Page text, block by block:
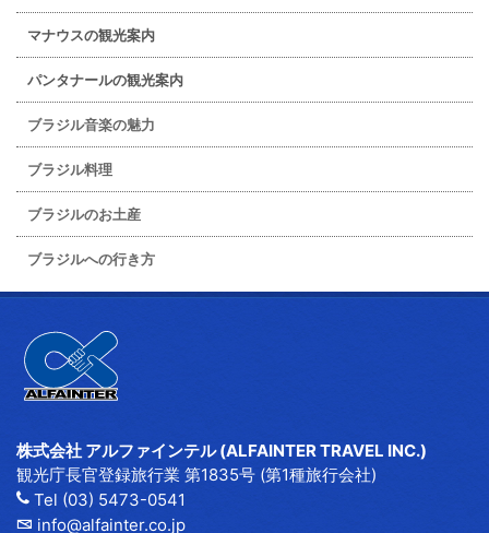
マナウスの観光案内
パンタナールの観光案内
ブラジル音楽の魅力
ブラジル料理
ブラジルのお土産
ブラジルへの行き方
株式会社 アルファインテル (ALFAINTER TRAVEL INC.)
観光庁長官登録旅行業 第1835号 (第1種旅行会社)
Tel (03) 5473-0541
info@alfainter.co.jp